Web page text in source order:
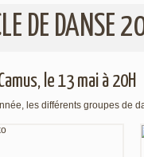
DE DANSE
le 13 mai à 20H
les différents groupes de